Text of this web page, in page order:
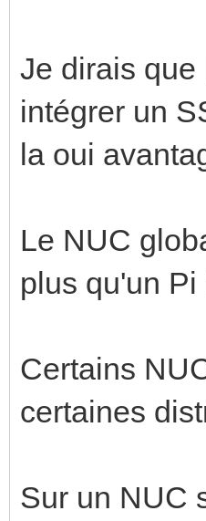
Je dirais
intégrer un
la oui
Le NUC
plus qu'un
Certains
certaines
Sur un NUC